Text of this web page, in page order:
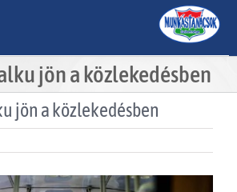
jön a közlekedésben
jön a közlekedésben